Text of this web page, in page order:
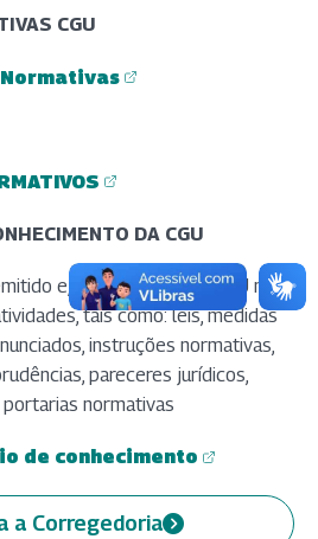
CGU
DA CGU
e/ou utilizado pela CGU no
tais como: leis, medidas
instruções normativas,
pareceres jurídicos,
normativas
de conhecimento
a Corregedoria